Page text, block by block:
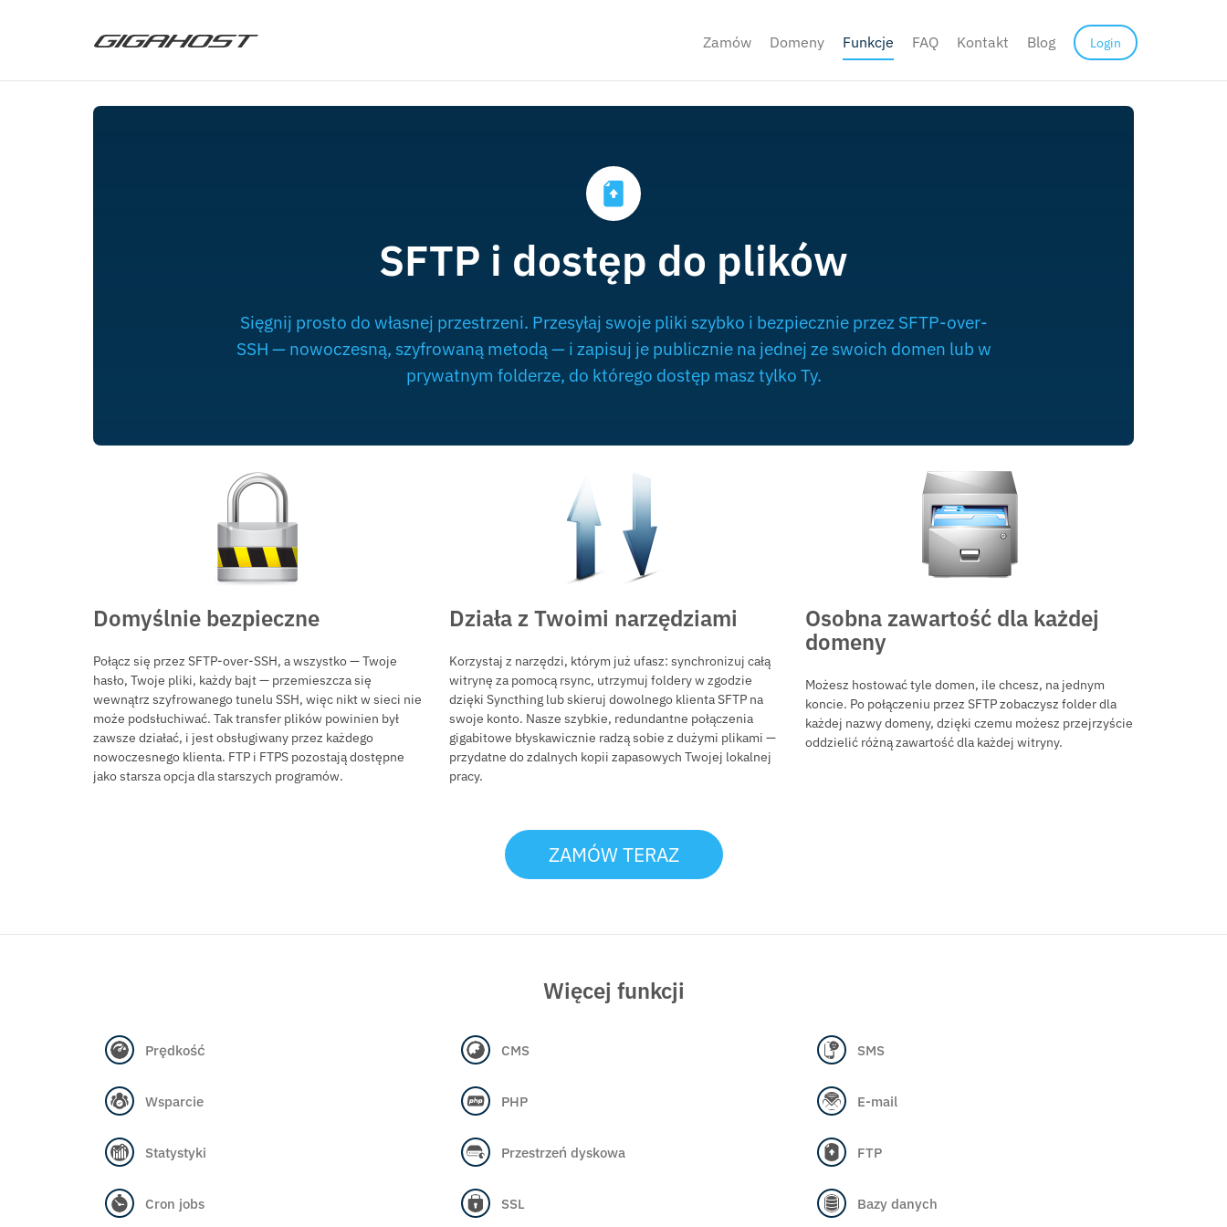
Zamów Domeny Funkcje FAQ Kontakt Blog Login
SFTP i dostęp do plików
Sięgnij prosto do własnej przestrzeni. Przesyłaj swoje pliki szybko i bezpiecznie przez SFTP-over-
SSH — nowoczesną, szyfrowaną metodą — i zapisuj je publicznie na jednej ze swoich domen lub w
prywatnym folderze, do którego dostęp masz tylko Ty.
Domyślnie bezpieczne
Połącz się przez SFTP-over-SSH, a wszystko — Twoje
hasło, Twoje pliki, każdy bajt — przemieszcza się
wewnątrz szyfrowanego tunelu SSH, więc nikt w sieci nie
może podsłuchiwać. Tak transfer plików powinien był
zawsze działać, i jest obsługiwany przez każdego
nowoczesnego klienta. FTP i FTPS pozostają dostępne
jako starsza opcja dla starszych programów.
Działa z Twoimi narzędziami
Korzystaj z narzędzi, którym już ufasz: synchronizuj całą
witrynę za pomocą rsync, utrzymuj foldery w zgodzie
dzięki Syncthing lub skieruj dowolnego klienta SFTP na
swoje konto. Nasze szybkie, redundantne połączenia
gigabitowe błyskawicznie radzą sobie z dużymi plikami —
przydatne do zdalnych kopii zapasowych Twojej lokalnej
pracy.
Osobna zawartość dla każdej
domeny
Możesz hostować tyle domen, ile chcesz, na jednym
koncie. Po połączeniu przez SFTP zobaczysz folder dla
każdej nazwy domeny, dzięki czemu możesz przejrzyście
oddzielić różną zawartość dla każdej witryny.
ZAMÓW TERAZ
Więcej funkcji
Prędkość
Wsparcie
Statystyki
Cron jobs
CMS
PHP
Przestrzeń dyskowa
SSL
SMS
E-mail
FTP
Bazy danych